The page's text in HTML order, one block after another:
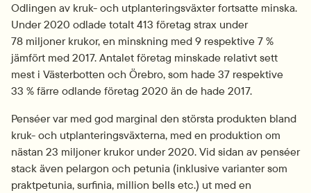
Odlingen av kruk- och utplanteringsväxter fortsatte minska.
Under 2020 odlade totalt 413 företag strax under
78 miljoner krukor, en minskning med 9 respektive 7 %
jämfört med 2017. Antalet företag minskade relativt sett
mest i Västerbotten och Örebro, som hade 37 respektive
33 % färre odlande företag 2020 än de hade 2017.
Penséer var med god marginal den största produkten bland
kruk- och utplanteringsväxterna, med en produktion om
nästan 23 miljoner krukor under 2020. Vid sidan av penséer
stack även pelargon och petunia (inklusive varianter som
praktpetunia, surfinia, million bells etc.) ut med en